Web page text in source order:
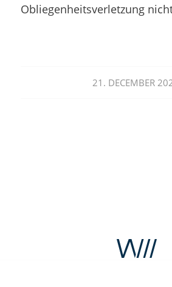
Obliegenheitsverletzung
21. DECEMBER